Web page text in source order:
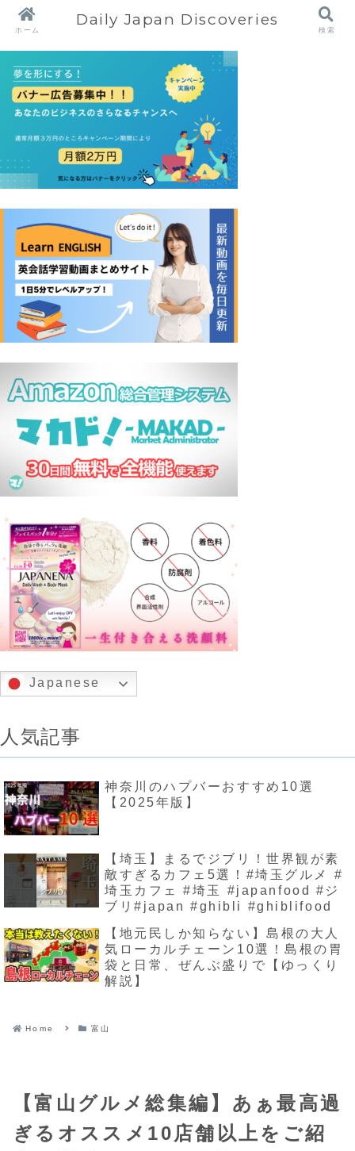
Japanese
人気記事
神奈川のハプバーおすすめ10選
【2025年版】
【埼玉】まるでジブリ！世界観が素
敵すぎるカフェ5選！#埼玉グルメ #
埼玉カフェ #埼玉 #japanfood #ジ
ブリ#japan #ghibli #ghiblifood
【地元民しか知らない】島根の大人
気ローカルチェーン10選！島根の胃
袋と日常、ぜんぶ盛りで【ゆっくり
解説】
Home 富山
【富山グルメ総集編】あぁ最高過
ぎるオススメ10店舗以上をご紹
ホーム
Daily Japan Discoveries
検索